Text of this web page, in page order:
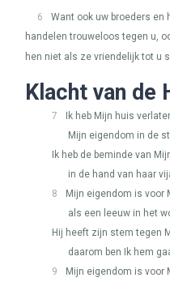
6
Want ook uw broeders en
handelen trouweloos tegen u,
hen niet als ze vriendelijk tot u
Klacht van de
7
Ik heb Mijn huis
Mijn eigendom in de
Ik heb de beminde van
in de hand van haar
8
Mijn eigendom is voor
als een leeuw in het
Hij heeft zijn stem tegen
daarom ben Ik hem
9
Mijn eigendom is voor